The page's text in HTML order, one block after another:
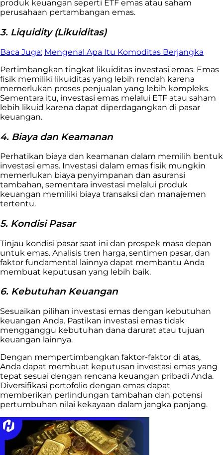
produk keuangan seperti ETF emas atau saham
perusahaan pertambangan emas.
3. Liquidity (Likuiditas)
Baca Juga: Mengenal Apa Itu Komoditas Berjangka
Pertimbangkan tingkat likuiditas investasi emas. Emas
fisik memiliki likuiditas yang lebih rendah karena
memerlukan proses penjualan yang lebih kompleks.
Sementara itu, investasi emas melalui ETF atau saham
lebih likuid karena dapat diperdagangkan di pasar
keuangan.
4. Biaya dan Keamanan
Perhatikan biaya dan keamanan dalam memilih bentuk
investasi emas. Investasi dalam emas fisik mungkin
memerlukan biaya penyimpanan dan asuransi
tambahan, sementara investasi melalui produk
keuangan memiliki biaya transaksi dan manajemen
tertentu.
5. Kondisi Pasar
Tinjau kondisi pasar saat ini dan prospek masa depan
untuk emas. Analisis tren harga, sentimen pasar, dan
faktor fundamental lainnya dapat membantu Anda
membuat keputusan yang lebih baik.
6. Kebutuhan Keuangan
Sesuaikan pilihan investasi emas dengan kebutuhan
keuangan Anda. Pastikan investasi emas tidak
mengganggu kebutuhan dana darurat atau tujuan
keuangan lainnya.
Dengan mempertimbangkan faktor-faktor di atas,
Anda dapat membuat keputusan investasi emas yang
tepat sesuai dengan rencana keuangan pribadi Anda.
Diversifikasi portofolio dengan emas dapat
memberikan perlindungan tambahan dan potensi
pertumbuhan nilai kekayaan dalam jangka panjang.